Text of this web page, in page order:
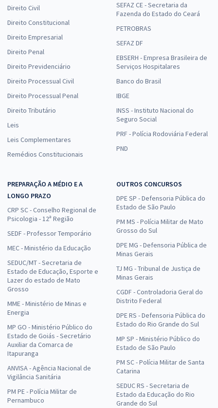
Direito Civil
Direito Constitucional
Direito Empresarial
Direito Penal
Direito Previdenciário
Direito Processual Civil
Direito Processual Penal
Direito Tributário
Leis
Leis Complementares
Remédios Constitucionais
SEFAZ CE - Secretaria da
Fazenda do Estado do Ceará
PETROBRAS
SEFAZ DF
EBSERH - Empresa Brasileira de
Serviços Hospitalares
Banco do Brasil
IBGE
INSS - Instituto Nacional do
Seguro Social
PRF - Polícia Rodoviária Federal
PND
PREPARAÇÃO A MÉDIO E A
LONGO PRAZO
CRP SC - Conselho Regional de
Psicologia - 12ª Região
SEDF - Professor Temporário
MEC - Ministério da Educação
SEDUC/MT - Secretaria de
Estado de Educação, Esporte e
Lazer do estado de Mato
Grosso
MME - Ministério de Minas e
Energia
MP GO - Ministério Público do
Estado de Goiás - Secretário
Auxiliar da Comarca de
Itapuranga
ANVISA - Agência Nacional de
Vigilância Sanitária
PM PE - Polícia Militar de
Pernambuco
OUTROS CONCURSOS
DPE SP - Defensoria Pública do
Estado de São Paulo
PM MS - Polícia Militar de Mato
Grosso do Sul
DPE MG - Defensoria Pública de
Minas Gerais
TJ MG - Tribunal de Justiça de
Minas Gerais
CGDF - Controladoria Geral do
Distrito Federal
DPE RS - Defensoria Pública do
Estado do Rio Grande do Sul
MP SP - Ministério Público do
Estado de São Paulo
PM SC - Polícia Militar de Santa
Catarina
SEDUC RS - Secretaria de
Estado da Educação do Rio
Grande do Sul